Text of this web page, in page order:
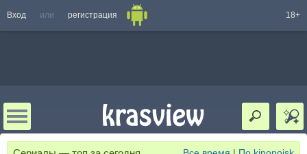
Вход или регистрация 18+